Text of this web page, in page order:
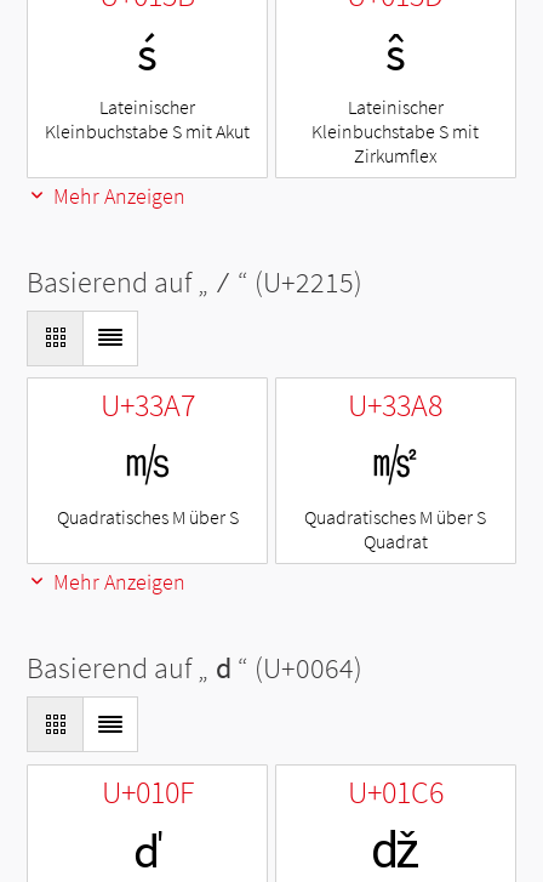
ś
Lateinischer
Kleinbuchstabe S mit Akut
ŝ
Lateinischer
Kleinbuchstabe S mit
Zirkumflex
Mehr Anzeigen
Basierend auf „ ∕ “ (U+2215)
U+33A7
㎧
Quadratisches M über S
U+33A8
㎨
Quadratisches M über S
Quadrat
Mehr Anzeigen
Basierend auf „ d “ (U+0064)
U+010F
ď
U+01C6
ǆ